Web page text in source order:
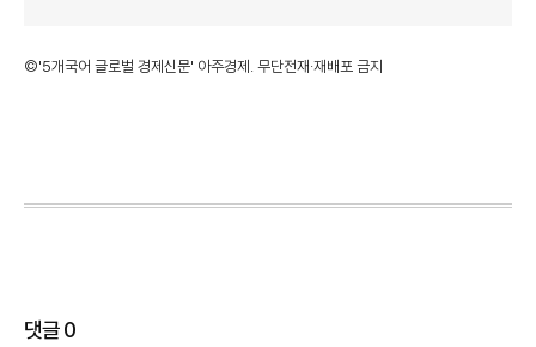
©'5개국어 글로벌 경제신문' 아주경제. 무단전재·재배포 금지
댓글0